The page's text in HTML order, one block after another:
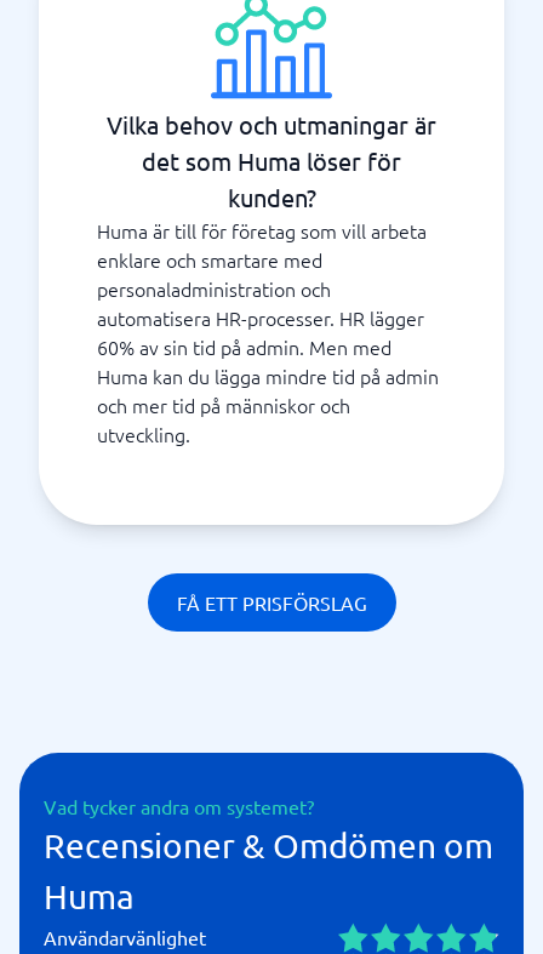
Vilka behov och utmaningar är
det som Huma löser för
kunden?
Huma är till för företag som vill arbeta
enklare och smartare med
personaladministration och
automatisera HR-processer. HR lägger
60% av sin tid på admin. Men med
Huma kan du lägga mindre tid på admin
och mer tid på människor och
utveckling.
FÅ ETT PRISFÖRSLAG
Vad tycker andra om systemet?
Recensioner & Omdömen om
Huma
Användarvänlighet